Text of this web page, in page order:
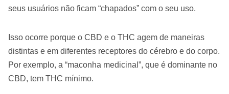
seus usuários não ficam “chapados” com o seu uso.
Isso ocorre porque o CBD e o THC agem de maneiras
distintas e em diferentes receptores do cérebro e do corpo.
Por exemplo, a “maconha medicinal”, que é dominante no
CBD, tem THC mínimo.